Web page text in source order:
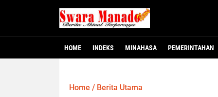
HOME INDEKS MINAHASA PEMERINTAHAN
Home / Berita Utama